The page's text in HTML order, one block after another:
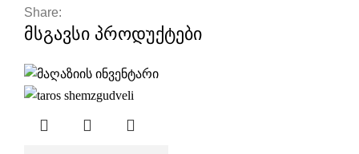
Share:
მსგავსი პროდუქტები